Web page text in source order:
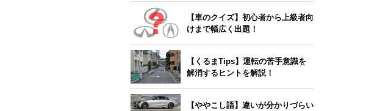
【車のクイズ】初心者から上級者向
けまで幅広く出題！
【くるまTips】運転の苦手意識を
解消するヒントを解説！
【ややこし語】違いが分かりづらい